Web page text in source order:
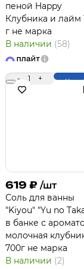
пеной Happy
Клубника и лайм
г не марка
В наличии (58)
- 1 +
619 ₽ /шт
Соль для ванны
"Kiyou" "Yu no
в банке с
молочная
700г не марка
В наличии (2)